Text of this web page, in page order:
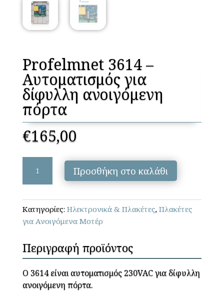
Profelmnet 3614 –
Aυτοματισμός για
δίφυλλη ανοιγόμενη
πόρτα
€165,00
Profelmnet
3614
-
Aυτοματισμός
για
δίφυλλη
πόρτα
ποσότητα
Προσθήκη στο καλάθι
Κατηγορίες: Ηλεκτρονικά & Πλακέτες, Πλακέτες
για Ανοιγόμενα Μοτέρ
Περιγραφή προϊόντος
O 3614 είναι αυτοματισμός 230VAC για δίφυλλη
ανοιγόμενη πόρτα.